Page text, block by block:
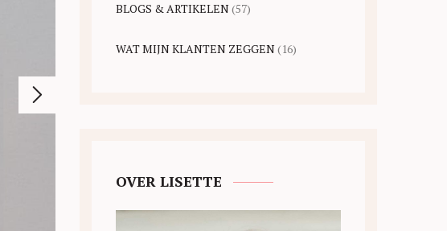
BLOGS & ARTIKELEN(57)
WAT MIJN KLANTEN ZEGGEN(16)
OVER LISETTE